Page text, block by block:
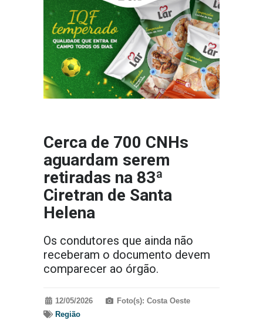
Cerca de 700 CNHs
aguardam serem
retiradas na 83ª
Ciretran de Santa
Helena
Os condutores que ainda não
receberam o documento devem
comparecer ao órgão.
12/05/2026
Foto(s): Costa Oeste
Região